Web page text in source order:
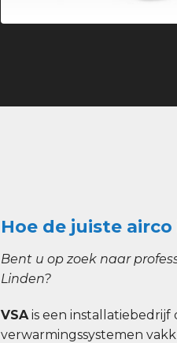
Hoe de juiste
Bent u op zoek naar
Linden?
VSA is een installatiebedrijf
verwarmingssystemen